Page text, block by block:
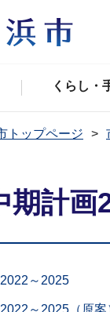
くらし・
トップページ
期計画
～2025
～2025（原案